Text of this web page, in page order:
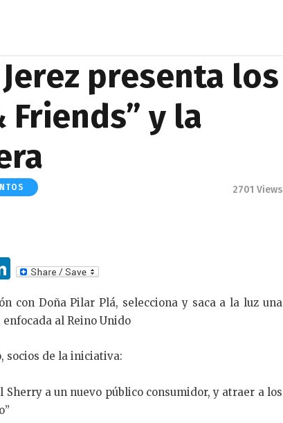
presenta los
Friends” y la
2701 Views
Li
k
dI
con Doña Pilar Plá, selecciona y saca a la luz una
al Reino Unido
socios de la iniciativa:
a un nuevo público consumidor, y atraer a los